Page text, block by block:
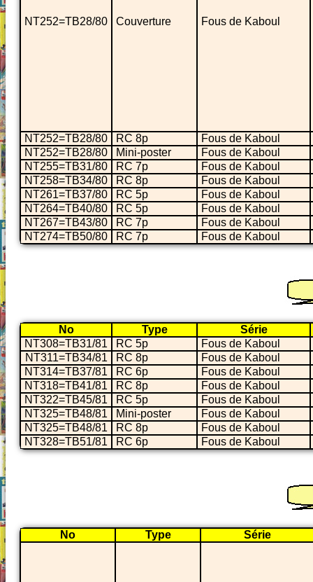
NT252=TB28/80 Couverture Fous de Kaboul
NT252=TB28/80 RC 8p
Fous de Kaboul
NT252=TB28/80
Mini-poster
Fous de Kaboul
NT255=TB31/80
RC 7p
Fous de Kaboul
NT258=TB34/80
RC 8p
Fous de Kaboul
NT261=TB37/80
RC 5p
Fous de Kaboul
NT264=TB40/80
RC 5p
Fous de Kaboul
NT267=TB43/80
RC 7p
Fous de Kaboul
NT274=TB50/80
RC 7p Fous de Kaboul
No Type
Série
NT308=TB31/81
RC 5p
Fous de Kaboul
NT311=TB34/81
RC 8p
Fous de Kaboul
NT314=TB37/81
RC 6p
Fous de Kaboul
NT318=TB41/81
RC 8p
Fous de Kaboul
NT322=TB45/81
RC 5p
Fous de Kaboul
NT325=TB48/81
Mini-poster
Fous de Kaboul
NT325=TB48/81
RC 8p
Fous de Kaboul
NT328=TB51/81
RC 6p Fous de Kaboul
No Type Série